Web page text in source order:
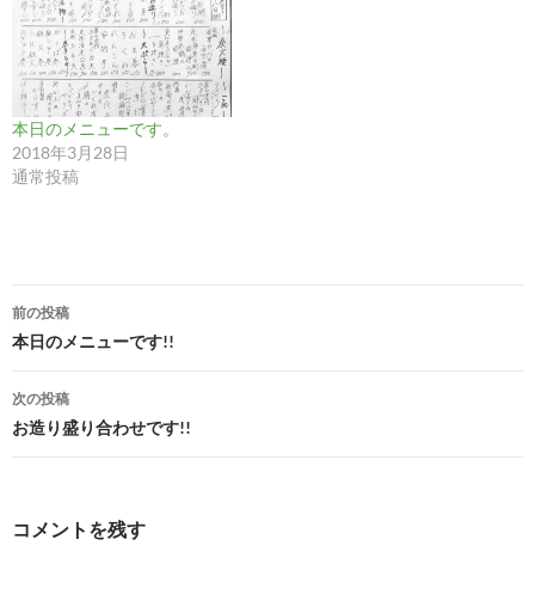
本日のメニューです。
2018年3月28日
通常投稿
投
稿
ナ
ビ
前の投稿
本日のメニューです!!
次の投稿
お造り盛り合わせです!!
コメントを残す